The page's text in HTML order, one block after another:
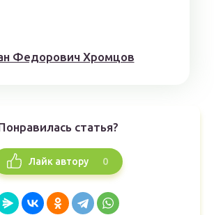
Федорович Хромцов
статья?
Лайк автору 0